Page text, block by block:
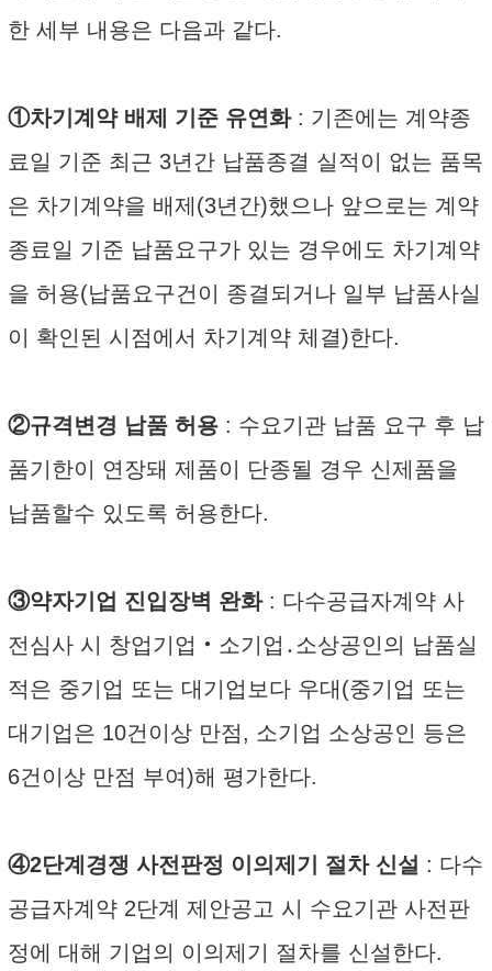
한 세부 내용은 다음과 같다.
①차기계약 배제 기준 유연화: 기존에는 계약종
료일 기준 최근 3년간 납품종결 실적이 없는 품목
은 차기계약을 배제(3년간)했으나 앞으로는 계약
종료일 기준 납품요구가 있는 경우에도 차기계약
을 허용(납품요구건이 종결되거나 일부 납품사실
이 확인된 시점에서 차기계약 체결)한다.
②규격변경 납품 허용 : 수요기관 납품 요구 후 납
품기한이 연장돼 제품이 단종될 경우 신제품을
납품할수 있도록 허용한다.
③약자기업 진입장벽 완화: 다수공급자계약 사
전심사 시 창업기업‧소기업․소상공인의 납품실
적은 중기업 또는 대기업보다 우대(중기업 또는
대기업은 10건이상 만점, 소기업 소상공인 등은
6건이상 만점 부여)해 평가한다.
④2단계경쟁 사전판정 이의제기 절차 신설 : 다수
공급자계약 2단계 제안공고 시 수요기관 사전판
정에 대해 기업의 이의제기 절차를 신설한다.